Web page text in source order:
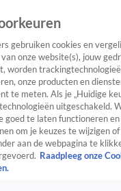
gebruiken cookies en
onze website(s), jouw
worden
onze producten en
te meten. Als je „Huidige
uitgeschakeld.
goed te laten functioneren
om je keuzes te wijzigen
aan de webpagina te
Raadpleeg onze